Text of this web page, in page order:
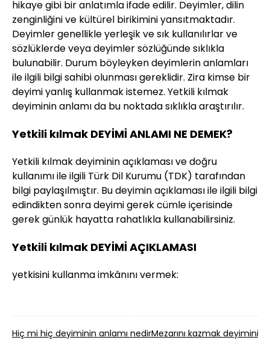
hikaye gibi bir anlatımla ifade edilir. Deyimler, dilin
zenginliğini ve kültürel birikimini yansıtmaktadır.
Deyimler genellikle yerleşik ve sık kullanılırlar ve
sözlüklerde veya deyimler sözlüğünde sıklıkla
bulunabilir. Durum böyleyken deyimlerin anlamları
ile ilgili bilgi sahibi olunması gereklidir. Zira kimse bir
deyimi yanlış kullanmak istemez. Yetkili kılmak
deyiminin anlamı da bu noktada sıklıkla araştırılır.
Yetkili kılmak DEYİMİ ANLAMI NE DEMEK?
Yetkili kılmak deyiminin açıklaması ve doğru
kullanımı ile ilgili Türk Dil Kurumu (TDK) tarafından
bilgi paylaşılmıştır. Bu deyimin açıklaması ile ilgili bilgi
edindikten sonra deyimi gerek cümle içerisinde
gerek günlük hayatta rahatlıkla kullanabilirsiniz.
Yetkili kılmak DEYİMİ AÇIKLAMASI
yetkisini kullanma imkânını vermek:
Hiç mi hiç deyiminin anlamı nedirMezarını kazmak deyiminin